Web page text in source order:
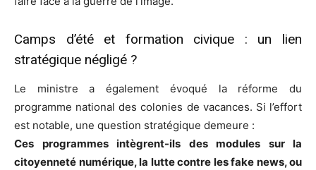
Camps d’été et formation civique : un lien
stratégique négligé ?
Le ministre a également évoqué la réforme du
programme national des colonies de vacances. Si l’effort
est notable, une question stratégique demeure :
Ces programmes intègrent-ils des modules sur la
citoyenneté numérique, la lutte contre les fake news, ou